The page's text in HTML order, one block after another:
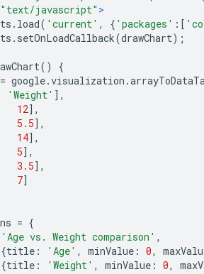
"text/javascript" >
. load( 'current' , { 'packages' :[
. setOnLoadCallback(drawChart);
()
{
= google.visualization .
'Weight' ],
12],
5.5],
14],
5],
3.5],
7]
= {
'Age vs. Weight comparison' ,
{title : 'Age' , minValue : 0,
{title : 'Weight' , minValue : 0,